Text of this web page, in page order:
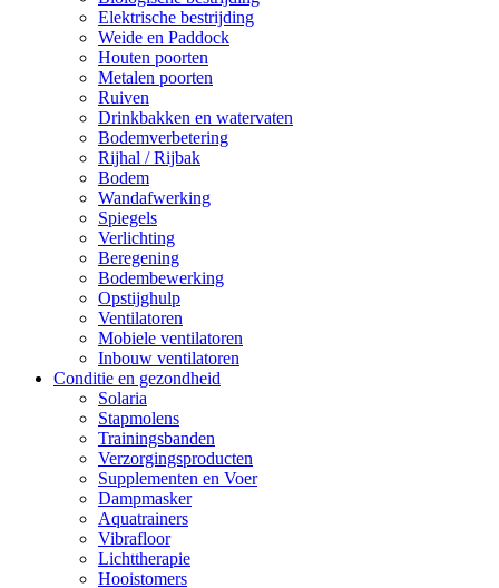
Elektrische bestrijding
Weide en Paddock
Houten poorten
Metalen poorten
Ruiven
Drinkbakken en watervaten
Bodemverbetering
Rijhal / Rijbak
Bodem
Wandafwerking
Spiegels
Verlichting
Beregening
Bodembewerking
Opstijghulp
Ventilatoren
Mobiele ventilatoren
Inbouw ventilatoren
Conditie en gezondheid
Solaria
Stapmolens
Trainingsbanden
Verzorgingsproducten
Supplementen en Voer
Dampmasker
Aquatrainers
Vibrafloor
Lichttherapie
Hooistomers